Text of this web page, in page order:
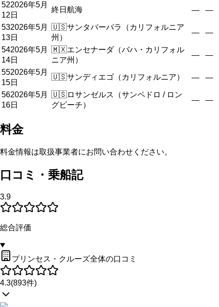
522026年5月
12日
終日航海 — —
532026年5月
13日
🇺🇸サンタバーバラ（カリフォルニア
州）
— —
542026年5月
14日
🇲🇽エンセナーダ（バハ・カリフォル
ニア州）
— —
552026年5月
15日
🇺🇸サンディエゴ（カリフォルニア） — —
562026年5月
16日
🇺🇸ロサンゼルス（サンペドロ / ロン
グビーチ）
— —
料金
料金情報は取扱事業者にお問い合わせください。
口コミ・乗船記
3.9
総合評価
プリンセス・クルーズ全体の口コミ
4.3(893件)